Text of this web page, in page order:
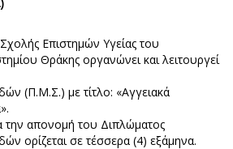
Επιστημών Υγείας του
Θράκης οργανώνει και λειτουργεί
(Π.Μ.Σ.) με τίτλο: «Αγγειακά
την απονομή του Διπλώματος
ορίζεται σε τέσσερα (4) εξάμηνα.